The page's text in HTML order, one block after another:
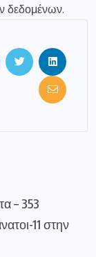
δεδομένων.
– 353
11 στην